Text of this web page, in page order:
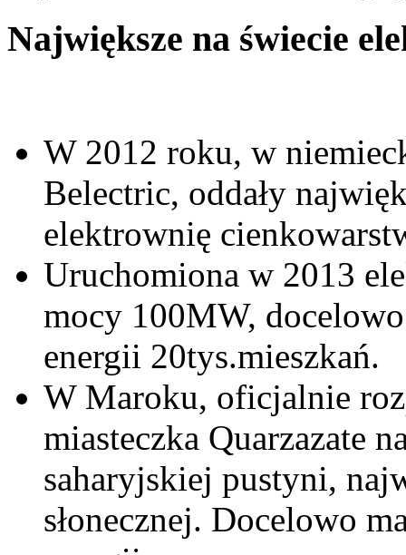
Największe na świecie
W 2012 roku, w
Belectric, oddały
elektrownię
Uruchomiona w 2013
mocy 100MW,
energii 20tys.mieszkań.
W Maroku, oficjalnie
miasteczka Quarzazate
saharyjskiej pustyni,
słonecznej. Docelowo